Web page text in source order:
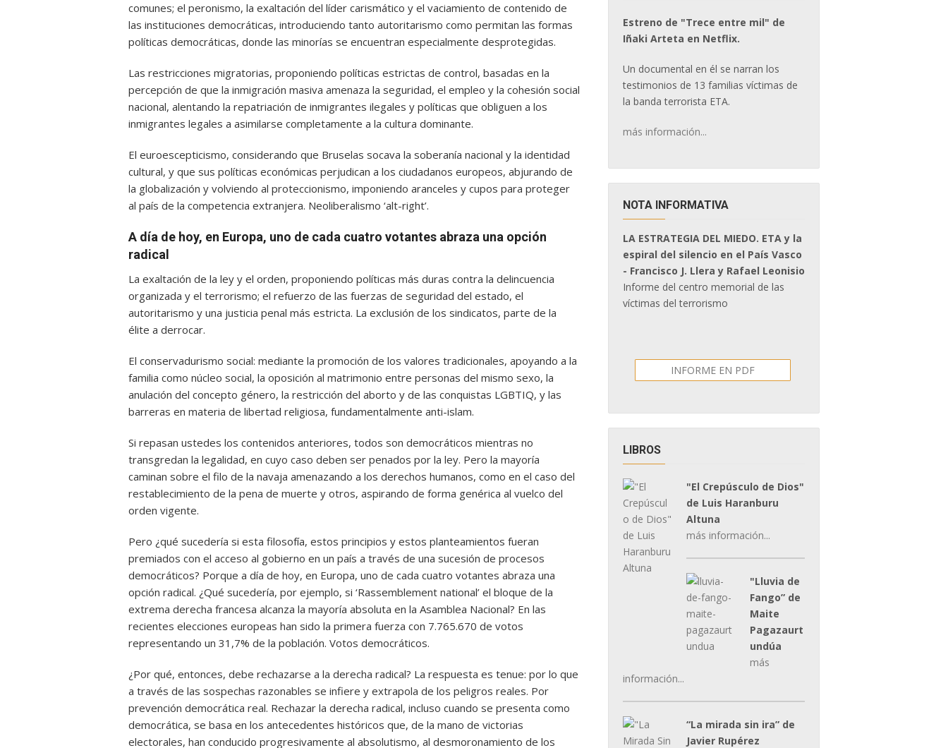
comunes; el peronismo, la exaltación del líder carismático y el vaciamiento de contenido de
las instituciones democráticas, introduciendo tanto autoritarismo como permitan las formas
políticas democráticas, donde las minorías se encuentran especialmente desprotegidas.
Las restricciones migratorias, proponiendo políticas estrictas de control, basadas en la
percepción de que la inmigración masiva amenaza la seguridad, el empleo y la cohesión social
nacional, alentando la repatriación de inmigrantes ilegales y políticas que obliguen a los
inmigrantes legales a asimilarse completamente a la cultura dominante.
El euroescepticismo, considerando que Bruselas socava la soberanía nacional y la identidad
cultural, y que sus políticas económicas perjudican a los ciudadanos europeos, abjurando de
la globalización y volviendo al proteccionismo, imponiendo aranceles y cupos para proteger
al país de la competencia extranjera. Neoliberalismo ‘alt-right’.
A día de hoy, en Europa, uno de cada cuatro votantes abraza una opción
radical
La exaltación de la ley y el orden, proponiendo políticas más duras contra la delincuencia
organizada y el terrorismo; el refuerzo de las fuerzas de seguridad del estado, el
autoritarismo y una justicia penal más estricta. La exclusión de los sindicatos, parte de la
élite a derrocar.
El conservadurismo social: mediante la promoción de los valores tradicionales, apoyando a la
familia como núcleo social, la oposición al matrimonio entre personas del mismo sexo, la
anulación del concepto género, la restricción del aborto y de las conquistas LGBTIQ, y las
barreras en materia de libertad religiosa, fundamentalmente anti-islam.
Si repasan ustedes los contenidos anteriores, todos son democráticos mientras no
transgredan la legalidad, en cuyo caso deben ser penados por la ley. Pero la mayoría
caminan sobre el filo de la navaja amenazando a los derechos humanos, como en el caso del
restablecimiento de la pena de muerte y otros, aspirando de forma genérica al vuelco del
orden vigente.
Pero ¿qué sucedería si esta filosofía, estos principios y estos planteamientos fueran
premiados con el acceso al gobierno en un país a través de una sucesión de procesos
democráticos? Porque a día de hoy, en Europa, uno de cada cuatro votantes abraza una
opción radical. ¿Qué sucedería, por ejemplo, si ‘Rassemblement national’ el bloque de la
extrema derecha francesa alcanza la mayoría absoluta en la Asamblea Nacional? En las
recientes elecciones europeas han sido la primera fuerza con 7.765.670 de votos
representando un 31,7% de la población. Votos democráticos.
¿Por qué, entonces, debe rechazarse a la derecha radical? La respuesta es tenue: por lo que
a través de las sospechas razonables se infiere y extrapola de los peligros reales. Por
prevención democrática real. Rechazar la derecha radical, incluso cuando se presenta como
democrática, se basa en los antecedentes históricos que, de la mano de victorias
electorales, han conducido progresivamente al absolutismo, al desmoronamiento de los
Estreno de "Trece entre mil" de
Iñaki Arteta en Netflix.
Un documental en él se narran los
testimonios de 13 familias víctimas de
la banda terrorista ETA.
más información...
NOTA INFORMATIVA
LA ESTRATEGIA DEL MIEDO. ETA y la
espiral del silencio en el País Vasco
- Francisco J. Llera y Rafael Leonisio
Informe del centro memorial de las
víctimas del terrorismo
INFORME EN PDF
LIBROS
"El Crepúsculo de Dios"
de Luis Haranburu
Altuna
más información...
"Lluvia de
Fango” de
Maite
Pagazaurt
undúa
más
información...
“La mirada sin ira” de
Javier Rupérez